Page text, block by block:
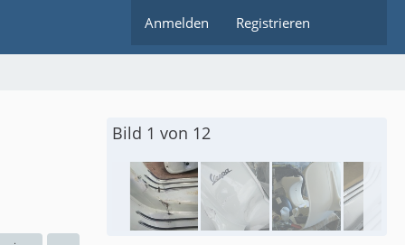
Anmelden Registrieren
Bild 1 von 12